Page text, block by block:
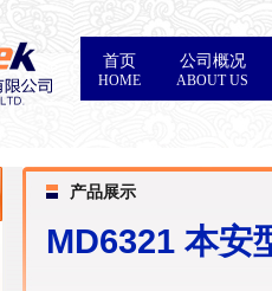
首页
HOME
公司概况
ABOUT US
产品展示
MD6321 本安